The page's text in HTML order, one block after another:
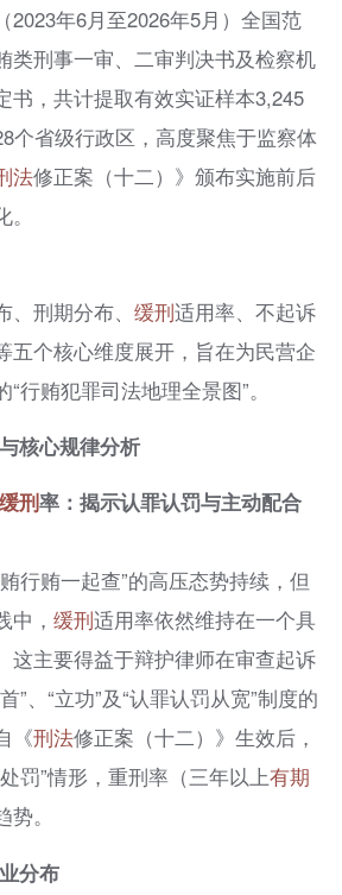
2023年6月至2026年5月）全国范
类刑事一审、二审判决书及检察机
书，共计提取有效实证样本3,245
个省级行政区，高度聚焦于监察体
法修正案（十二）》颁布实施前后
刑期分布、 缓刑适用率、不起诉
五个核心维度展开，旨在为民营企
行贿犯罪司法地理全景图”。
核心规律分析
刑率：揭示认罪认罚与主动配合
行贿一起查”的高压态势持续，但
中， 缓刑适用率依然维持在一个具
这主要得益于辩护律师在审查起诉
”、“立功”及“认罪认罚从宽”制度的
《刑法修正案（十二）》生效后，
罚”情形，重刑率（三年以上有期
。
分布